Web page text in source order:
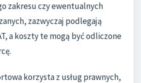
zakresu czy ewentualnych
zazwyczaj podlegają
a koszty te mogą być odliczone
korzysta z usług prawnych,